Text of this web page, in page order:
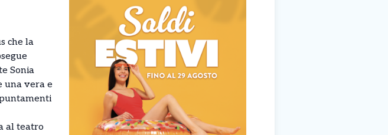
che la
Sonia
una vera e
al teatro